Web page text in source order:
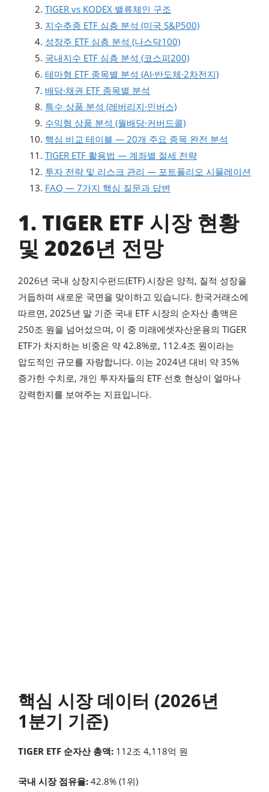
TIGER vs KODEX 밸류체인 구조
지수추종 ETF 심층 분석 (미국 S&P500)
성장주 ETF 심층 분석 (나스닥100)
국내지수 ETF 심층 분석 (코스피200)
테마형 ETF 종목별 분석 (AI·반도체·2차전지)
배당·채권 ETF 종목별 분석
특수 상품 분석 (레버리지·인버스)
수익형 상품 분석 (월배당·커버드콜)
핵심 비교 테이블 — 20개 주요 종목 완전 분석
TIGER ETF 활용법 — 계좌별 절세 전략
투자 전략 및 리스크 관리 — 포트폴리오 시뮬레이션
FAQ — 7가지 핵심 질문과 답변
1. TIGER ETF 시장 현황
및 2026년 전망
2026년 국내 상장지수펀드(ETF) 시장은 양적, 질적 성장을
거듭하며 새로운 국면을 맞이하고 있습니다. 한국거래소에
따르면, 2025년 말 기준 국내 ETF 시장의 순자산 총액은
250조 원을 넘어섰으며, 이 중 미래에셋자산운용의 TIGER
ETF가 차지하는 비중은 약 42.8%로, 112.4조 원이라는
압도적인 규모를 자랑합니다. 이는 2024년 대비 약 35%
증가한 수치로, 개인 투자자들의 ETF 선호 현상이 얼마나
강력한지를 보여주는 지표입니다.
핵심 시장 데이터 (2026년
1분기 기준)
TIGER ETF 순자산 총액: 112조 4,118억 원
국내 시장 점유율: 42.8% (1위)